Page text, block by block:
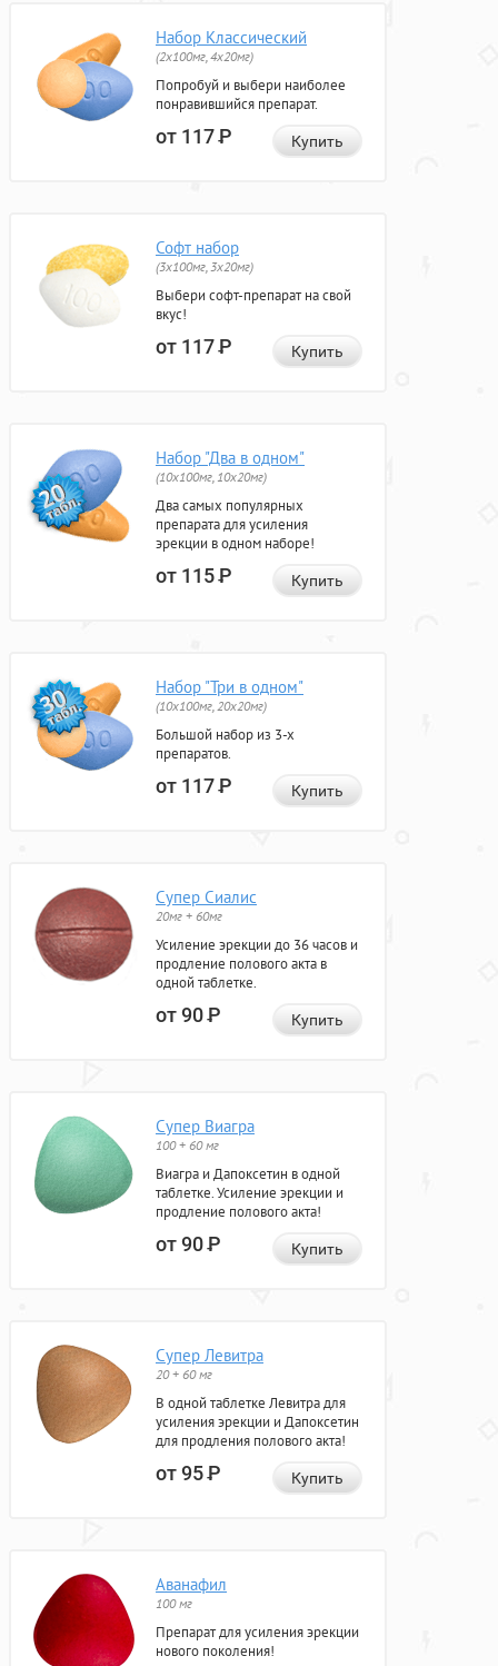
Набор Классический
(2x100мг, 4x20мг)
Попробуй и выбери наиболее
понравившийся препарат.
от 117Р Купить
Софт набор
(3x100мг, 3x20мг)
Выбери софт-препарат на свой
вкус!
от 117Р Купить
Набор "Два в одном"
(10x100мг, 10x20мг)
Два самых популярных
препарата для усиления
эрекции в одном наборе!
от 115Р Купить
Набор "Три в одном"
(10x100мг, 20x20мг)
Большой набор из 3-х
препаратов.
от 117Р Купить
Супер Сиалис
20мг + 60мг
Усиление эрекции до 36 часов и
продление полового акта в
одной таблетке.
от 90Р Купить
Супер Виагра
100 + 60 мг
Виагра и Дапоксетин в одной
таблетке. Усиление эрекции и
продление полового акта!
от 90Р Купить
Супер Левитра
20 + 60 мг
В одной таблетке Левитра для
усиления эрекции и Дапоксетин
для продления полового акта!
от 95Р Купить
Аванафил
100 мг
Препарат для усиления эрекции
нового поколения!